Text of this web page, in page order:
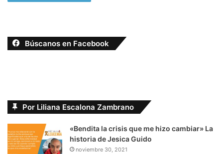
Búscanos en Facebook
Por Liliana Escalona Zambrano
«Bendita la crisis que me hizo cambiar» La
historia de Jesica Guido
noviembre 30, 2021